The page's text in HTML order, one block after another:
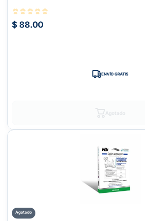
$ 88.00
ENVÍO GRATIS
Agotado